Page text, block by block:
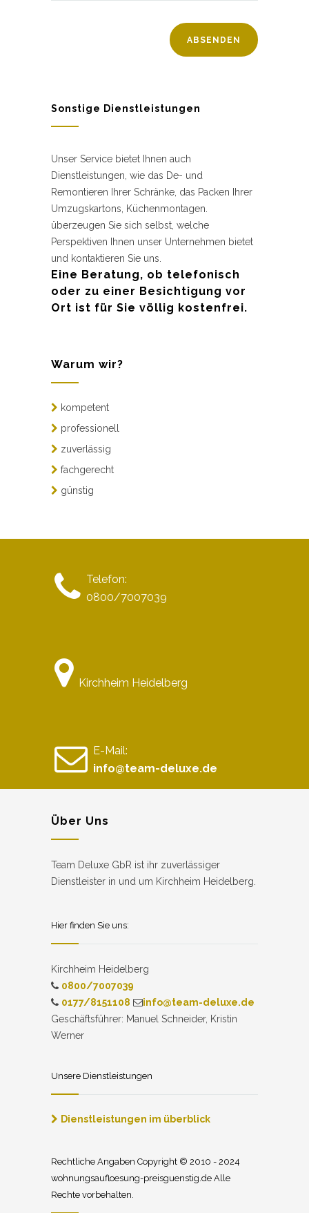
Sonstige Dienstleistungen
Unser Service bietet Ihnen auch
Dienstleistungen, wie das De- und
Remontieren Ihrer Schränke, das Packen Ihrer
Umzugskartons, Küchenmontagen.
überzeugen Sie sich selbst, welche
Perspektiven Ihnen unser Unternehmen bietet
und kontaktieren Sie uns.
Eine Beratung, ob telefonisch
oder zu einer Besichtigung vor
Ort ist für Sie völlig kostenfrei.
Warum wir?
kompetent
professionell
zuverlässig
fachgerecht
günstig
Telefon:
0800/7007039
Kirchheim Heidelberg
E-Mail:
info@team-deluxe.de
Über Uns
Team Deluxe GbR ist ihr zuverlässiger
Dienstleister in und um Kirchheim Heidelberg.
Hier finden Sie uns:
Kirchheim Heidelberg
0800/7007039
0177/8151108
info@team-deluxe.de
Geschäftsführer: Manuel Schneider, Kristin
Werner
Unsere Dienstleistungen
Dienstleistungen im überblick
Rechtliche Angaben Copyright © 2010 - 2024
wohnungsaufloesung-preisguenstig.de Alle
Rechte vorbehalten.